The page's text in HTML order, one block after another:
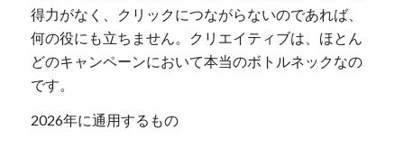
得力がなく、クリックにつながらないのであれば、
何の役にも立ちません。クリエイティブは、ほとん
どのキャンペーンにおいて本当のボトルネックなの
です。
2026年に通用するもの